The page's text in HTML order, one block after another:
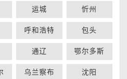
运城 忻州
呼和浩特 包头
通辽 鄂尔多斯
乌兰察布 沈阳